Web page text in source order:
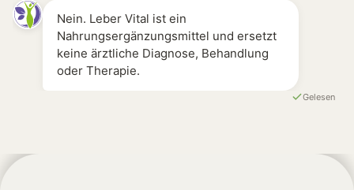
Nein. Leber Vital ist ein
Nahrungsergänzungsmittel und ersetzt
keine ärztliche Diagnose, Behandlung
oder Therapie.
Gelesen